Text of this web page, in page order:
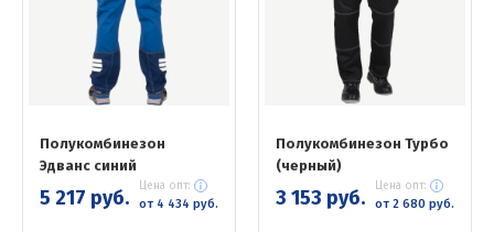
Полукомбинезон
Эдванс синий
5 217 руб. Цена опт:
от 4 434 руб.
Полукомбинезон Турбо
(черный)
3 153 руб. Цена опт:
от 2 680 руб.